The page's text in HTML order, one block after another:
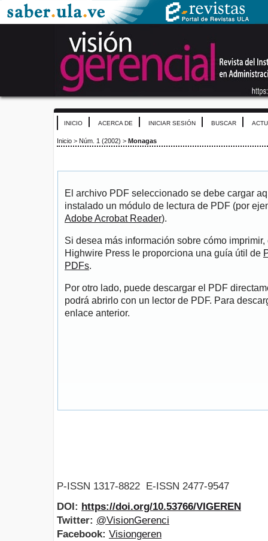
INICIO ACERCA DE INICIAR SESIÓN BUSCAR
Inicio > Núm. 1 (2002) > Monagas
El archivo PDF seleccionado se debe cargar
instalado un módulo de lectura de PDF (por
Adobe Acrobat Reader).
Si desea más información sobre cómo
Highwire Press le proporciona una guía útil de
PDFs.
Por otro lado, puede descargar el PDF
podrá abrirlo con un lector de PDF. Para
enlace anterior.
P-ISSN 1317-8822 E-ISSN 2477-9547
DOI: https://doi.org/10.53766/VIGEREN
Twitter: @VisionGerenci
Facebook: Visiongeren